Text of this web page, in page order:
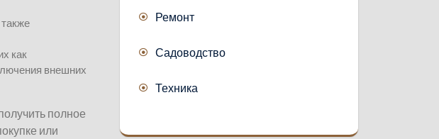
как
внешних
полное
или
Ремонт
Садоводство
Техника